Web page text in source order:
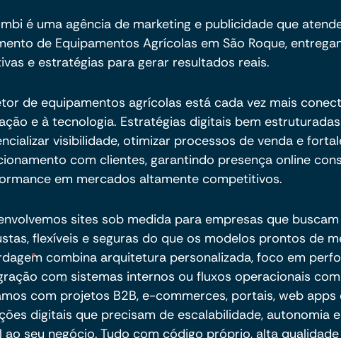
é uma agência de marketing e publicidade que
de Equipamentos Agrícolas em São Roque,
e estratégias para gerar resultados reais.
de equipamentos agrícolas está cada vez mais
e à tecnologia. Estratégias digitais bem
visibilidade, otimizar processos de venda e
com clientes, garantindo presença online
em mercados altamente competitivos.
sites sob medida para empresas que
flexíveis e seguras do que os modelos prontos de
combina arquitetura personalizada, foco em
com sistemas internos ou fluxos operacionais
com projetos B2B, e-commerces, portais, web apps
digitais que precisam de escalabilidade, autonomia
ao seu negócio. Tudo com código próprio, alta